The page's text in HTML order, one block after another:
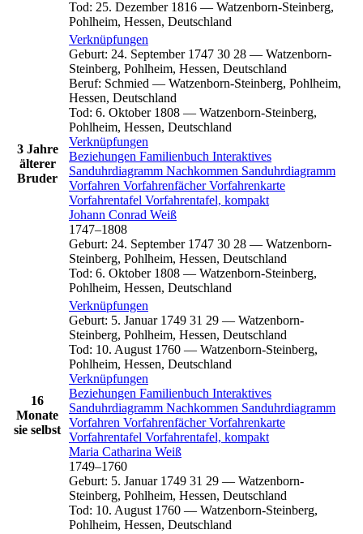
Tod: 25. Dezember 1816 — Watzenborn-Steinberg,
Pohlheim, Hessen, Deutschland
3 Jahre
älterer
Bruder
Verknüpfungen
Geburt: 24. September 1747 30 28 — Watzenborn-
Steinberg, Pohlheim, Hessen, Deutschland
Beruf: Schmied — Watzenborn-Steinberg, Pohlheim,
Hessen, Deutschland
Tod: 6. Oktober 1808 — Watzenborn-Steinberg,
Pohlheim, Hessen, Deutschland
Verknüpfungen
Beziehungen Familienbuch Interaktives
Sanduhrdiagramm Nachkommen Sanduhrdiagramm
Vorfahren VorfahrenfächerVorfahrenkarte
Vorfahrentafel Vorfahrentafel, kompakt
Johann Conrad Weiß
1747–1808
Geburt: 24. September 1747 30 28 — Watzenborn-
Steinberg, Pohlheim, Hessen, Deutschland
Tod: 6. Oktober 1808 — Watzenborn-Steinberg,
Pohlheim, Hessen, Deutschland
16
Monate
sie selbst
Verknüpfungen
Geburt: 5. Januar 1749 31 29 — Watzenborn-
Steinberg, Pohlheim, Hessen, Deutschland
Tod: 10. August 1760 — Watzenborn-Steinberg,
Pohlheim, Hessen, Deutschland
Verknüpfungen
Beziehungen Familienbuch Interaktives
Sanduhrdiagramm Nachkommen Sanduhrdiagramm
Vorfahren VorfahrenfächerVorfahrenkarte
Vorfahrentafel Vorfahrentafel, kompakt
Maria Catharina Weiß
1749–1760
Geburt: 5. Januar 1749 31 29 — Watzenborn-
Steinberg, Pohlheim, Hessen, Deutschland
Tod: 10. August 1760 — Watzenborn-Steinberg,
Pohlheim, Hessen, Deutschland